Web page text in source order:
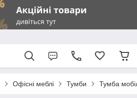
Офісні меблі Тумби Тумба